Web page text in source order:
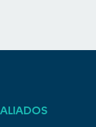
ALIADOS